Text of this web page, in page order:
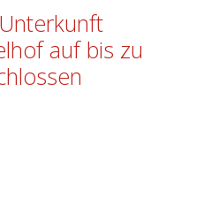
auf bis zu